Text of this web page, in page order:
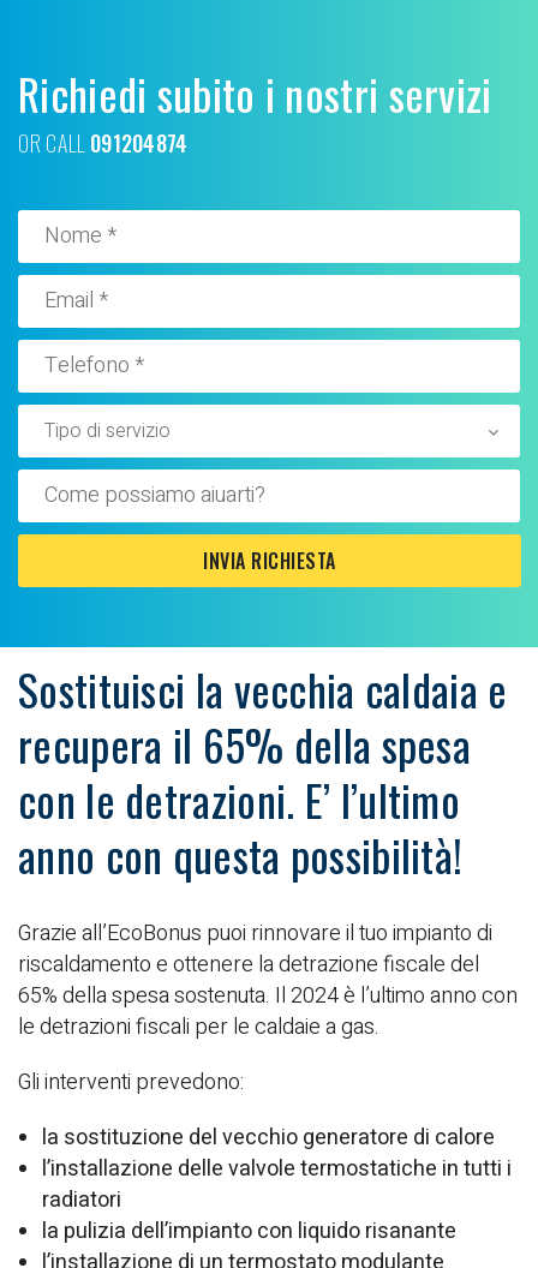
Richiedi subito i nostri servizi
OR CALL 091204874
Sostituisci la vecchia caldaia e
recupera il 65% della spesa
con le detrazioni. E’ l’ultimo
anno con questa possibilità!
Grazie all’EcoBonus puoi rinnovare il tuo impianto di
riscaldamento e ottenere la detrazione fiscale del
65% della spesa sostenuta. Il 2024 è l’ultimo anno con
le detrazioni fiscali per le caldaie a gas.
Gli interventi prevedono:
la sostituzione del vecchio generatore di calore
l’installazione delle valvole termostatiche in tutti i
radiatori
la pulizia dell’impianto con liquido risanante